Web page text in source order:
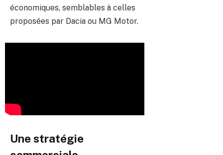
économiques, semblables à celles
proposées par Dacia ou MG Motor.
Une stratégie